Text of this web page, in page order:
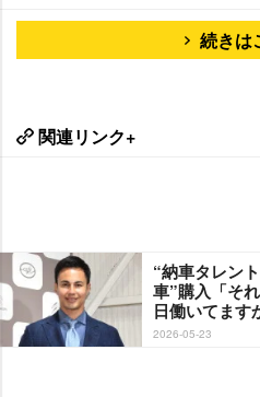
続きは
関連リンク+
“納車タレン
車”購入「そ
日働いてま
2026-05-23